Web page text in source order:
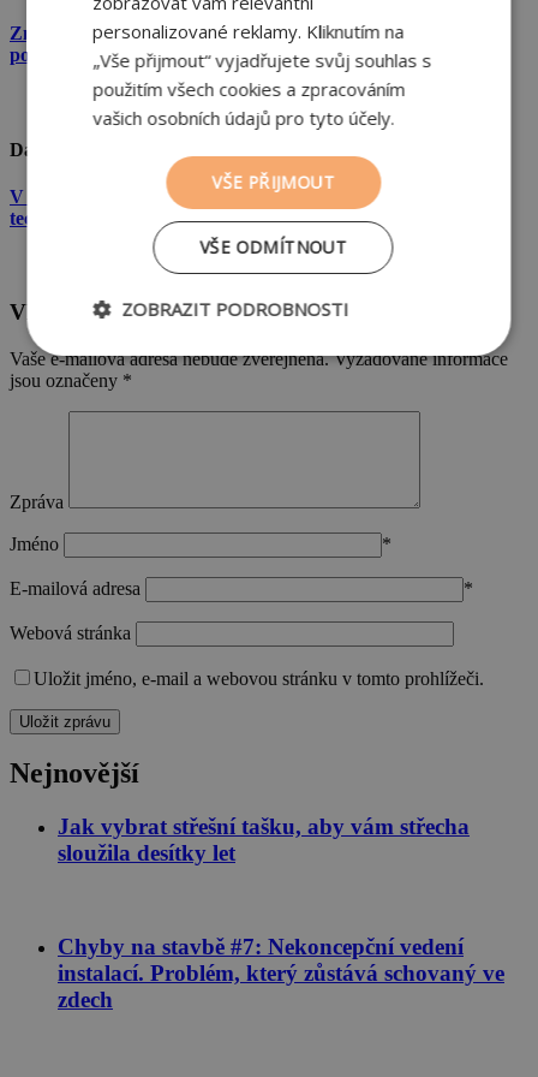
Změny klimatu? Cihla je materiál, který obstojí v každém
počasí
Další
V létě chladí, v zimě udrží teplo domova. Překlady pro stínicí
techniku sluneční žár do interiéru nepustí
Vložte komentář
Vaše e-mailová adresa nebude zveřejněna. Vyžadované informace
jsou označeny *
Zpráva
Jméno *
E-mailová adresa *
Webová stránka
Uložit jméno, e-mail a webovou stránku v tomto prohlížeči.
Nejnovější
Jak vybrat střešní tašku, aby vám střecha
sloužila desítky let
Chyby na stavbě #7: Nekoncepční vedení
instalací. Problém, který zůstává schovaný ve
zdech
personalizované reklamy. Kliknutím na
„Vše přijmout“ vyjadřujete svůj souhlas s
použitím všech cookies a zpracováním
vašich osobních údajů pro tyto účely.
VŠE PŘIJMOUT
VŠE ODMÍTNOUT
ZOBRAZIT PODROBNOSTI
Nezbytně
nutné
Výkonové
Soubory
Nezbytně nutné soubory cookie umožňují
přihlášení uživatele a správa účtu. Webové stránky
správně používat.
Název
Cookie-
Script.com